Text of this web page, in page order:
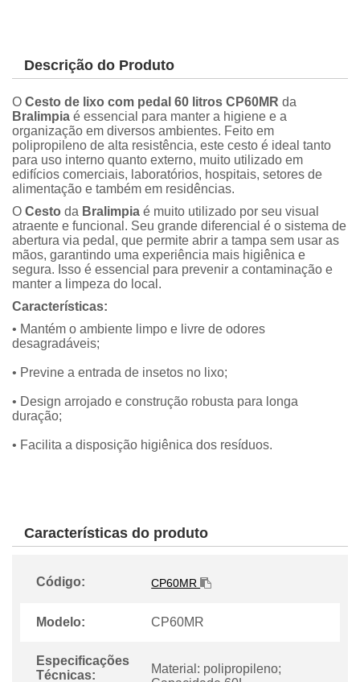
Descrição do Produto
O Cesto de lixo com pedal 60 litros CP60MR da
Bralimpia é essencial para manter a higiene e a
organização em diversos ambientes. Feito em
polipropileno de alta resistência, este cesto é ideal tanto
para uso interno quanto externo, muito utilizado em
edifícios comerciais, laboratórios, hospitais, setores de
alimentação e também em residências.
O Cesto da Bralimpia é muito utilizado por seu visual
atraente e funcional. Seu grande diferencial é o sistema de
abertura via pedal, que permite abrir a tampa sem usar as
mãos, garantindo uma experiência mais higiênica e
segura. Isso é essencial para prevenir a contaminação e
manter a limpeza do local.
Características:
• Mantém o ambiente limpo e livre de odores
desagradáveis;
• Previne a entrada de insetos no lixo;
• Design arrojado e construção robusta para longa
duração;
• Facilita a disposição higiênica dos resíduos.
Características do produto
Código: CP60MR
Modelo: CP60MR
Especificações
Técnicas:
Material: polipropileno;